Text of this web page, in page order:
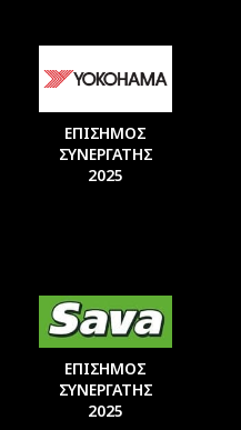
ΕΠΙΣΗΜΟΣ
ΣΥΝΕΡΓΑΤΗΣ
2025
ΕΠΙΣΗΜΟΣ
ΣΥΝΕΡΓΑΤΗΣ
2025